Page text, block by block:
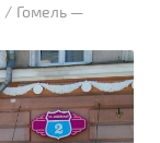
Гомель —